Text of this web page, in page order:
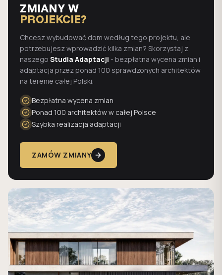
ZMIANY W
PROJEKCIE?
Chcesz wybudować dom według tego projektu, ale
potrzebujesz wprowadzić kilka zmian? Skorzystaj z
naszego Studia Adaptacji - bezpłatna wycena zmian i
adaptacja przez ponad 100 sprawdzonych architektów
na terenie całej Polski.
Bezpłatna wycena zmian
Ponad 100 architektów w całej Polsce
Szybka realizacja adaptacji
ZAMÓW ZMIANY